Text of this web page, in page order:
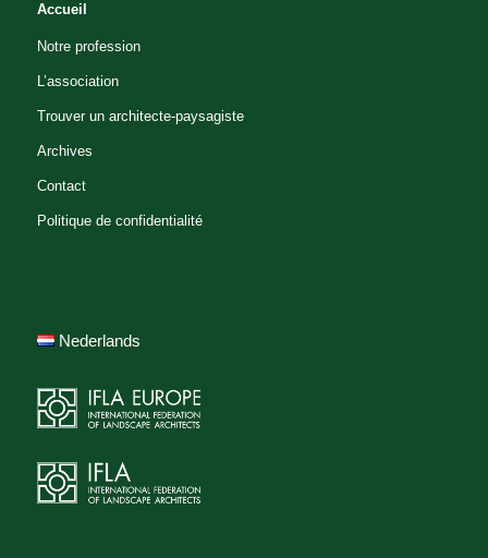
Accueil
Notre profession
L’association
Trouver un architecte-paysagiste
Archives
Contact
Politique de confidentialité
Nederlands